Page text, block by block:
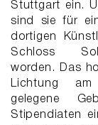
Stuttgart ein.
sind sie für
dortigen
Schloss
worden. Das
Lichtung
gelegene
Stipendiaten